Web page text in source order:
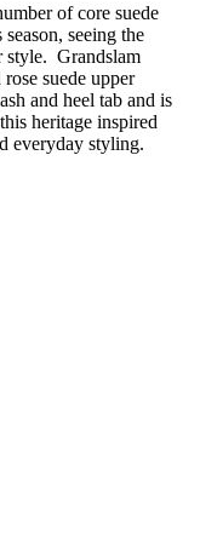
of core suede
seeing the
style. Grandslam
suede upper
and heel tab and is
heritage inspired
everyday styling.